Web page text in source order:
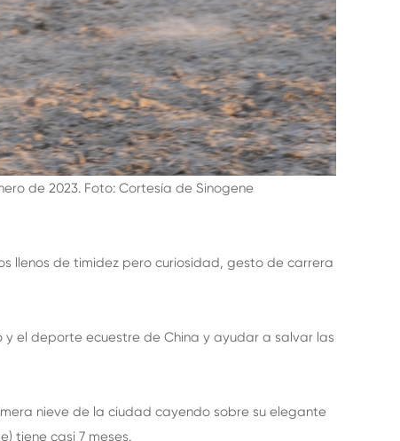
de 2023. Foto: Cortesía de Sinogene
llenos de timidez pero curiosidad, gesto de carrera
el deporte ecuestre de China y ayudar a salvar las
nieve de la ciudad cayendo sobre su elegante
tiene casi 7 meses.